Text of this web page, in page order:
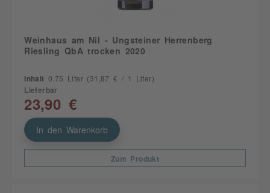
Weinhaus am Nil - Ungsteiner Herrenberg
Riesling QbA trocken 2020
Inhalt 0.75 Liter (31,87 € / 1 Liter)
Lieferbar
23,90 €
In den Warenkorb
Zum Produkt